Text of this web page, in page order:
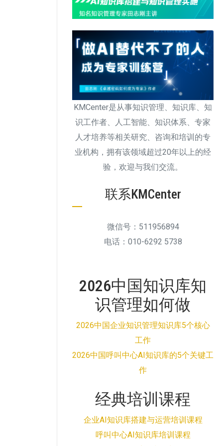
KMCenter是从事知识管理、知识库、知
识工作者、人工智能、知识体系、专家
人才培养等相关研究、咨询和培训的专
业机构，拥有该领域超过20年以上的经
验，欢迎与我们交流。
联系KMCenter
微信号：511956894
电话：010-6292 5738
2026中国知识库知
识管理如何做
2026中国企业知识管理知识库5个核心
工作
2026中国呼叫中心AI知识库的5个关键工
作
经典培训课程
企业AI知识库搭建与运营培训课程
呼叫中心AI知识库培训课程